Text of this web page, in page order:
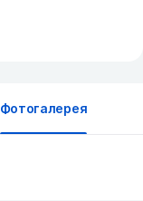
Фотогалерея